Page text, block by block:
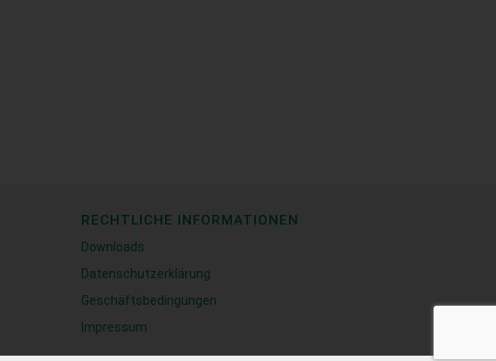
RECHTLICHE INFORMATIONEN
Downloads
Datenschutzerklärung
Geschäftsbedingungen
Impressum